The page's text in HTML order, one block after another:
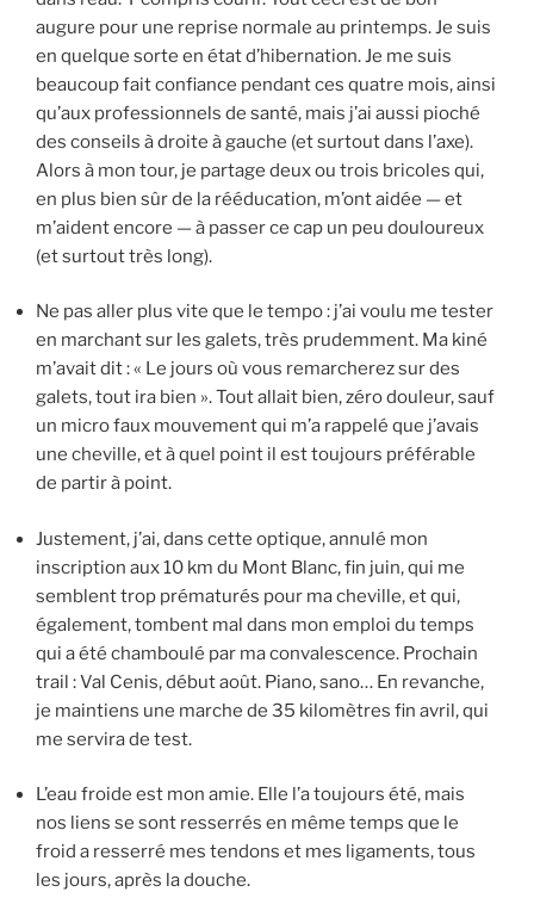
augure pour une reprise normale au printemps. Je suis
en quelque sorte en état d’hibernation. Je me suis
beaucoup fait confiance pendant ces quatre mois, ainsi
qu’aux professionnels de santé, mais j’ai aussi pioché
des conseils à droite à gauche (et surtout dans l’axe).
Alors à mon tour, je partage deux ou trois bricoles qui,
en plus bien sûr de la rééducation, m’ont aidée — et
m’aident encore — à passer ce cap un peu douloureux
(et surtout très long).
Ne pas aller plus vite que le tempo : j’ai voulu me tester
en marchant sur les galets, très prudemment. Ma kiné
m’avait dit : « Le jours où vous remarcherez sur des
galets, tout ira bien ». Tout allait bien, zéro douleur, sauf
un micro faux mouvement qui m’a rappelé que j’avais
une cheville, et à quel point il est toujours préférable
de partir à point.
Justement, j’ai, dans cette optique, annulé mon
inscription aux 10 km du Mont Blanc, fin juin, qui me
semblent trop prématurés pour ma cheville, et qui,
également, tombent mal dans mon emploi du temps
qui a été chamboulé par ma convalescence. Prochain
trail : Val Cenis, début août. Piano, sano… En revanche,
je maintiens une marche de 35 kilomètres fin avril, qui
me servira de test.
L’eau froide est mon amie. Elle l’a toujours été, mais
nos liens se sont resserrés en même temps que le
froid a resserré mes tendons et mes ligaments, tous
les jours, après la douche.